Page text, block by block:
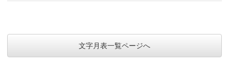
文字月表一覧ページへ